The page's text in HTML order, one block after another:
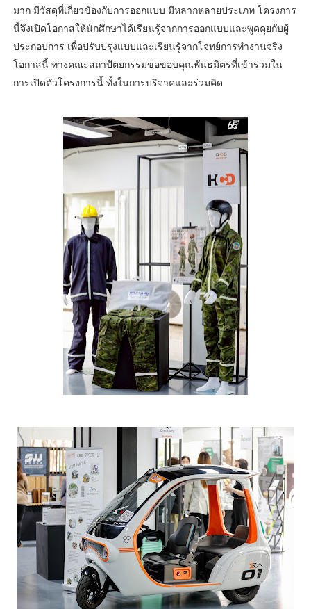
มาก มีวัสดุที่เกี่ยวข้องกับการออกแบบ มีหลากหลายประเภท โครงการ
นี้จึงเปิดโอกาสให้นักศึกษาได้เรียนรู้จากการออกแบบและพูดคุยกับผู้
ประกอบการ เพื่อปรับปรุงแบบและเรียนรู้จากโจทย์การทำงานจริง
โอกาสนี้ ทางคณะสถาปัตยกรรมขอขอบคุณพันธมิตรที่เข้าร่วมใน
การเปิดตัวโครงการนี้ ทั้งในการบริจาคและร่วมคิด